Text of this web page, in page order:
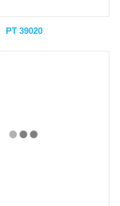
PT 39020